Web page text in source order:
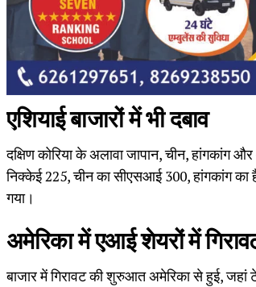
एशियाई बाजारों में भी दबाव
दक्षिण कोरिया के अलावा जापान, चीन, हांगकांग
निक्केई 225, चीन का सीएसआई 300, हांगकांग
गया।
अमेरिका में एआई शेयरों में
बाजार में गिरावट की शुरुआत अमेरिका से हुई,